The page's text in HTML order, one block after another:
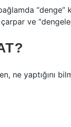
“denge”
ve
ne yaptığını